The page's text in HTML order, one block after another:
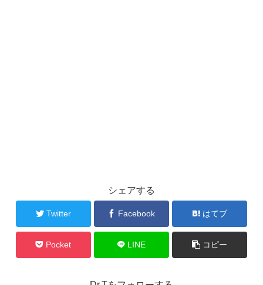
シェアする
Twitter Facebook はてブ
Pocket LINE コピー